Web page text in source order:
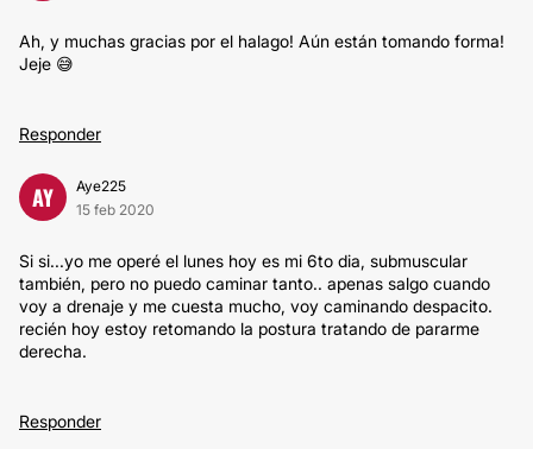
Ah, y muchas gracias por el halago! Aún están tomando forma!
Jeje 😅
Responder
AY
Aye225
15 feb 2020
Si si...yo me operé el lunes hoy es mi 6to dia, submuscular
también, pero no puedo caminar tanto.. apenas salgo cuando
voy a drenaje y me cuesta mucho, voy caminando despacito.
recién hoy estoy retomando la postura tratando de pararme
derecha.
Responder